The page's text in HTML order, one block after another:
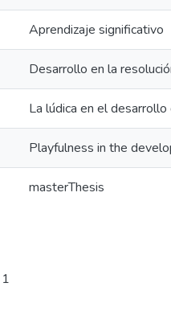
Aprendizaje significativo
Desarrollo en la
La lúdica en el
Playfulness in the
masterThesis